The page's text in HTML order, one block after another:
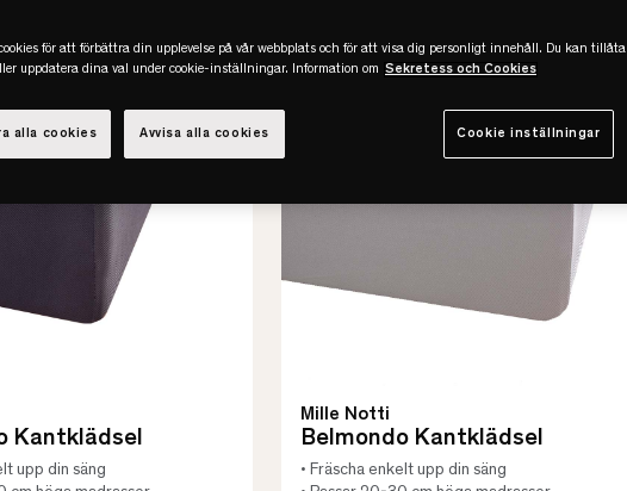
Kantklädsel
upp din säng
Mille Notti
Belmondo Kantklädsel
• Fräscha enkelt upp din säng
för att förbättra din upplevelse på vår webbplats och för att visa dig personligt innehåll. Du kan tillåta
uppdatera dina val under cookie-inställningar. Information om Sekretess och Cookies
Cookie inställningar
Avvisa alla cookies
alla cookies